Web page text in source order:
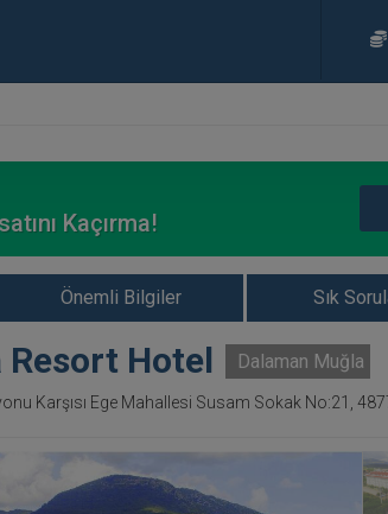
Kaçırma!
Önemli Bilgiler Sık
Hotel Dalaman Muğla
Karşısı Ege Mahallesi Susam Sokak No:21,